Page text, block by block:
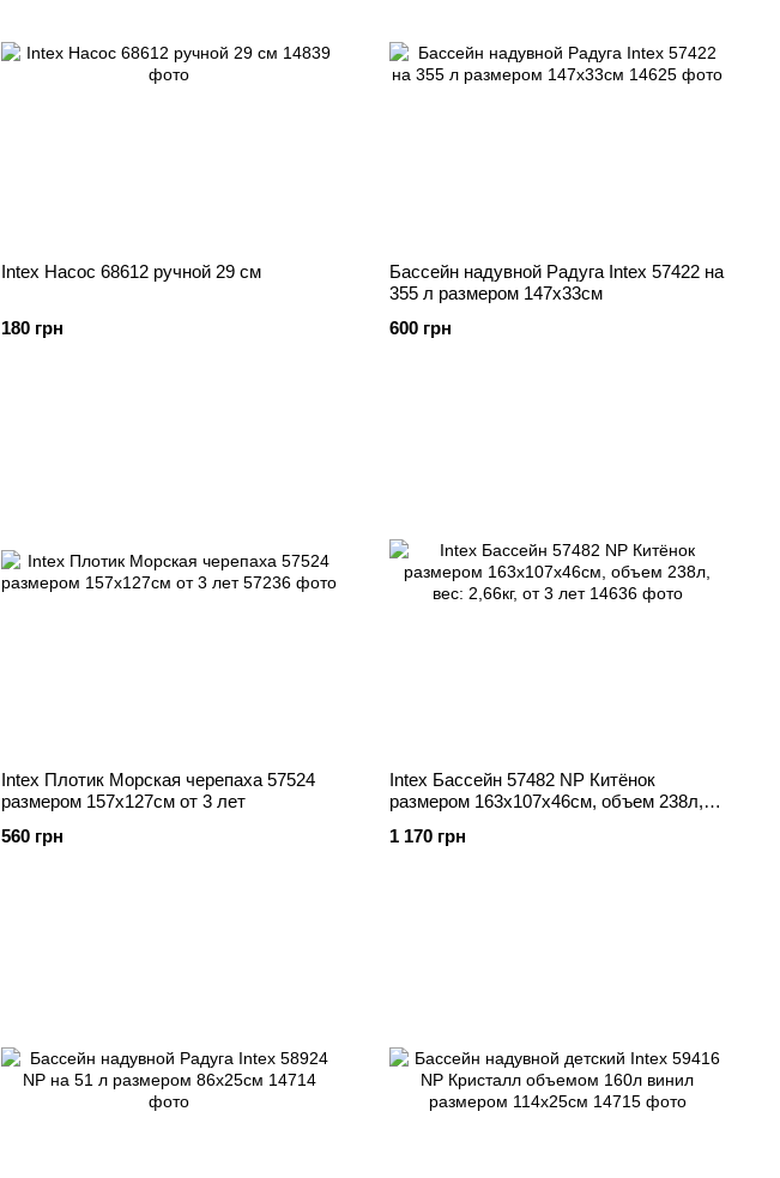
Intex Насос 68612 ручной 29 см
180 грн
Бассейн надувной Радуга Intex 57422 на
355 л размером 147х33см
600 грн
Intex Плотик Морская черепаха 57524
размером 157х127см от 3 лет
560 грн
Intex Бассейн 57482 NP Китёнок
размером 163х107х46см, объем 238л,
1 170 грн